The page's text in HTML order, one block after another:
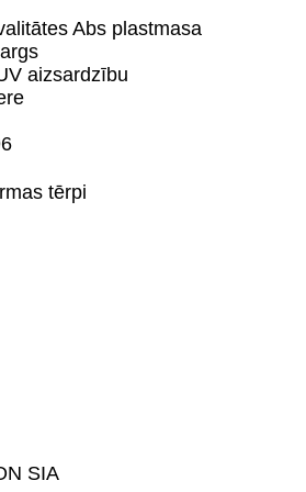
Abs plastmasa
aizsardzību
tērpi
SIA